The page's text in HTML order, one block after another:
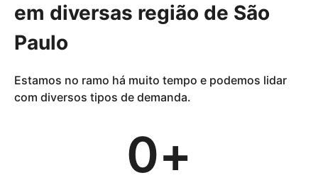
em diversas região de São
Paulo
Estamos no ramo há muito tempo e podemos lidar
com diversos tipos de demanda.
0+